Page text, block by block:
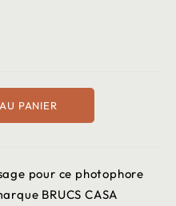
PANIER
pour ce photophore
BRUCS CASA